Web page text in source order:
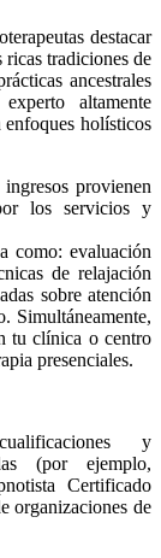
destacar
tradiciones de
ancestrales
altamente
holísticos
provienen
los servicios y
como: evaluación
de relajación
sobre atención
Simultáneamente,
tu clínica o centro
presenciales.
y
(por ejemplo,
Certificado
organizaciones de